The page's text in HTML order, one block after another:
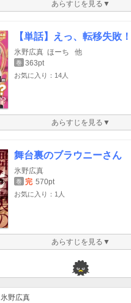
あらすじを見る▼
【単話】えっ、転移失敗
氷野広真 ほーち 他
巻 363pt
お気に入り：14人
あらすじを見る▼
舞台裏のブラウニーさん
氷野広真
巻 完 570pt
お気に入り：1人
あらすじを見る▼
氷野広真